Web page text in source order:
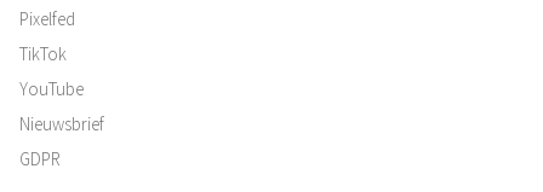
Pixelfed
TikTok
YouTube
Nieuwsbrief
GDPR